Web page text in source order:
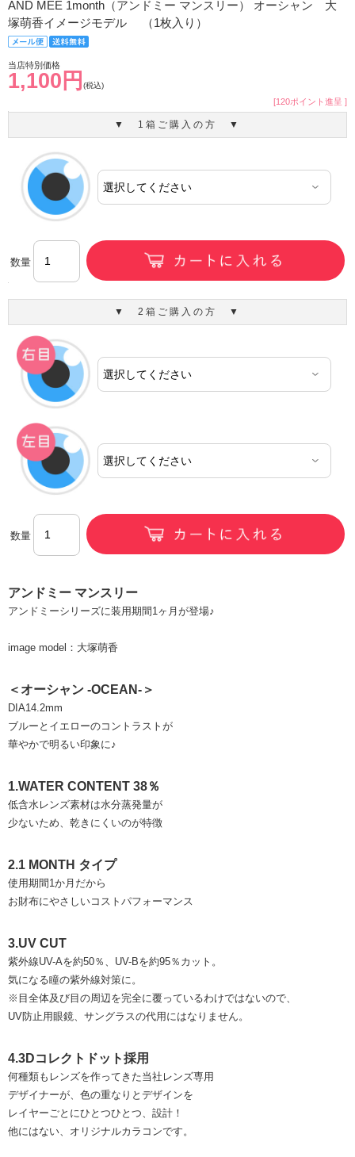
AND MEE 1month（アンドミー マンスリー） オーシャン 大
塚萌香イメージモデル （1枚入り）
当店特別価格
1,100円 (税込)
[120ポイント進呈 ]
▼ 1箱ご購入の方 ▼
数量
▼ 2箱ご購入の方 ▼
数量
アンドミー マンスリー
アンドミーシリーズに装用期間1ヶ月が登場♪
image model：大塚萌香
＜オーシャン -OCEAN-＞
DIA14.2mm
ブルーとイエローのコントラストが
華やかで明るい印象に♪
1.WATER CONTENT 38％
低含水レンズ素材は水分蒸発量が
少ないため、乾きにくいのが特徴
2.1 MONTH タイプ
使用期間1か月だから
お財布にやさしいコストパフォーマンス
3.UV CUT
紫外線UV-Aを約50％、UV-Bを約95％カット。
気になる瞳の紫外線対策に。
※目全体及び目の周辺を完全に覆っているわけではないので、
UV防止用眼鏡、サングラスの代用にはなりません。
4.3Dコレクトドット採用
何種類もレンズを作ってきた当社レンズ専用
デザイナーが、色の重なりとデザインを
レイヤーごとにひとつひとつ、設計！
他にはない、オリジナルカラコンです。